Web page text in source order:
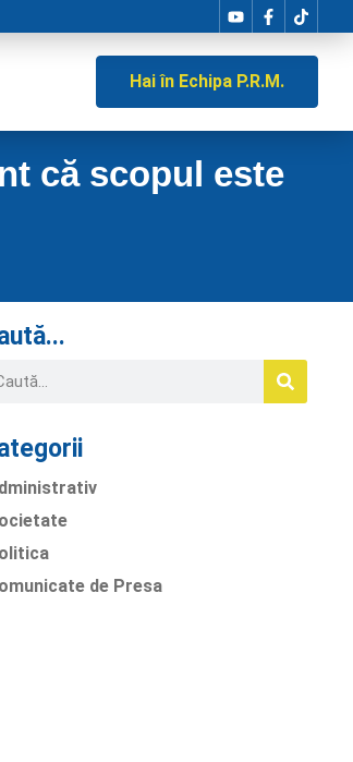
Hai în Echipa P.R.M.
că scopul este
de Presa